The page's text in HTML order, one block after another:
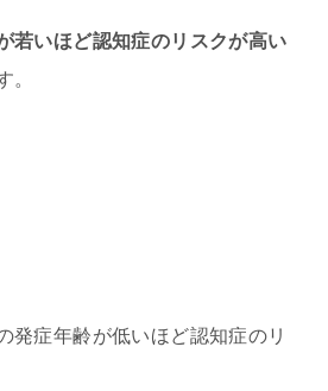
若いほど認知症のリスクが高い
。
発症年齢が低いほど認知症のリ